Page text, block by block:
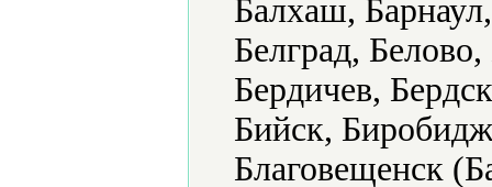
Балхаш,
Белград,
Бердичев,
Бийск,
Благовещенск